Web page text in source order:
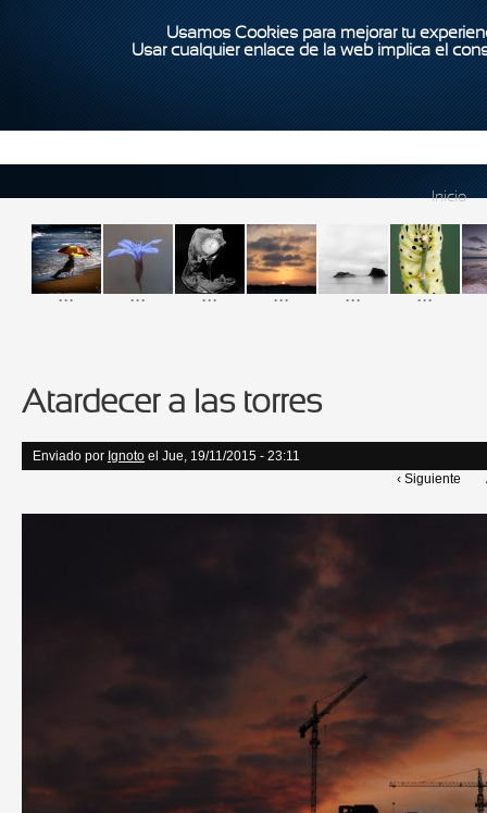
Usamos Cookies para mejorar tu
Usar cualquier enlace de la web implica el
Inicio
... ... ... ... ... ...
Atardecer a las torres
Enviado por Ignoto el Jue, 19/11/2015 - 23:11
‹ Siguiente